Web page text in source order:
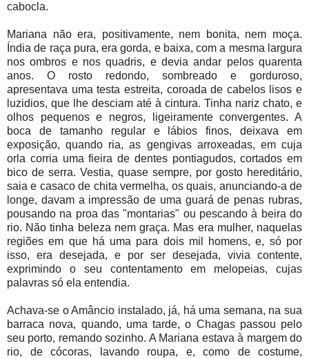
cabocla.
Mariana não era, positivamente, nem bonita, nem moça.
Índia de raça pura, era gorda, e baixa, com a mesma largura
nos ombros e nos quadris, e devia andar pelos quarenta
anos. O rosto redondo, sombreado e gorduroso,
apresentava uma testa estreita, coroada de cabelos lisos e
luzidios, que lhe desciam até à cintura. Tinha nariz chato, e
olhos pequenos e negros, ligeiramente convergentes. A
boca de tamanho regular e lábios finos, deixava em
exposição, quando ria, as gengivas arroxeadas, em cuja
orla corria uma fieira de dentes pontiagudos, cortados em
bico de serra. Vestia, quase sempre, por gosto hereditário,
saia e casaco de chita vermelha, os quais, anunciando-a de
longe, davam a impressão de uma guará de penas rubras,
pousando na proa das "montarias" ou pescando à beira do
rio. Não tinha beleza nem graça. Mas era mulher, naquelas
regiões em que há uma para dois mil homens, e, só por
isso, era desejada, e por ser desejada, vivia contente,
exprimindo o seu contentamento em melopeias, cujas
palavras só ela entendia.
Achava-se o Amâncio instalado, já, há uma semana, na sua
barraca nova, quando, uma tarde, o Chagas passou pelo
seu porto, remando sozinho. A Mariana estava à margem do
rio, de cócoras, lavando roupa, e, como de costume,